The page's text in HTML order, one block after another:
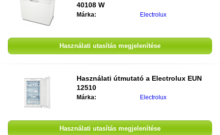
40108 W
Márka: Electrolux
Használati utasítás megjelenítése
Használati útmutató a Electrolux EUN
12510
Márka: Electrolux
Használati utasítás megjelenítése